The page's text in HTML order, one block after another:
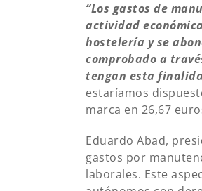
“Los gastos de
actividad
hostelería y se
comprobado a
tengan esta
estaríamos
marca en 26,67
Eduardo Abad,
gastos por
laborales. Este